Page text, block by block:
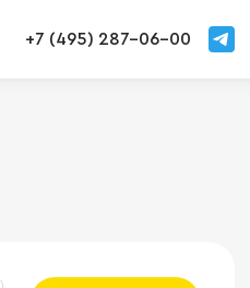
+7 (495) 287-06-00